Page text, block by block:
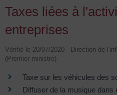
Taxes liées à
entreprises
Vérifié le 20/07/2020 - Direction de
(Premier ministre)
Taxe sur les véhicules des
Diffuser de la musique